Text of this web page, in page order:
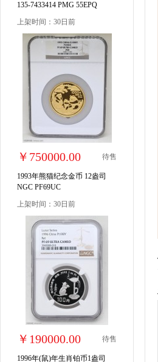
135-7433414 PMG 55EPQ
上架时间：30日前
￥750000.00 待售
1993年熊猫纪念金币 12盎司
NGC PF69UC
上架时间：30日前
￥190000.00 待售
1996年(鼠)年生肖铂币1盎司